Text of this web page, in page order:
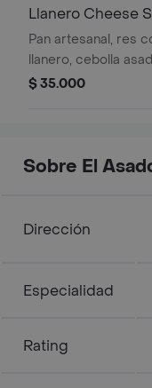
perfecta de tomate,
alas, actitud y
deja ¡se devora!
Llanero Cheese
Pan artesanal, res
llanero, cebolla
dulzor y textura,
del llano. sabor
$ 35.000
Sobre El
Dirección
Especialidad
Rating